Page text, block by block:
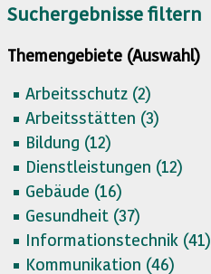
Suchergebnisse filtern
Themengebiete (Auswahl)
Arbeitsschutz (2)
Arbeitsstätten (3)
Bildung (12)
Dienstleistungen (12)
Gebäude (16)
Gesundheit (37)
Informationstechnik (41)
Kommunikation (46)